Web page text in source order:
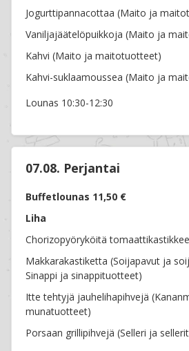
Jogurttipannacottaa (Maito ja
Vaniljajäätelöpuikkoja (Maito ja
Kahvi (Maito ja maitotuotteet)
Kahvi-suklaamoussea (Maito ja
Lounas 10:30-12:30
07.08. Perjantai
Buffetlounas 11,50 €
Liha
Chorizopyöryköitä
Makkarakastiketta (Soijapavut ja
Sinappi ja sinappituotteet)
Itte tehtyjä jauhelihapihvejä
munatuotteet)
Porsaan grillipihvejä (Selleri ja
⭐ Anna tähtiä ⭐